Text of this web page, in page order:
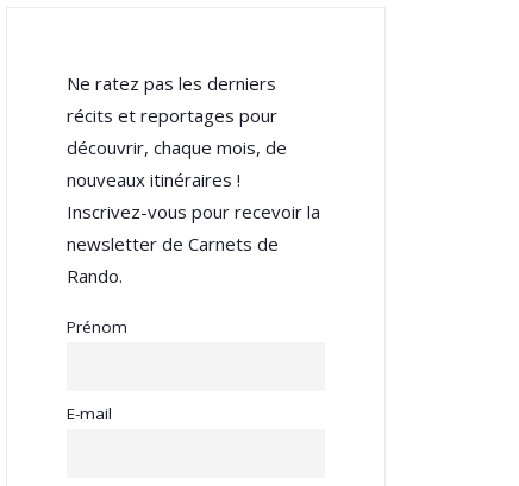
Ne ratez pas les derniers
récits et reportages pour
découvrir, chaque mois, de
nouveaux itinéraires !
Inscrivez-vous pour recevoir la
newsletter de Carnets de
Rando.
Prénom
E-mail